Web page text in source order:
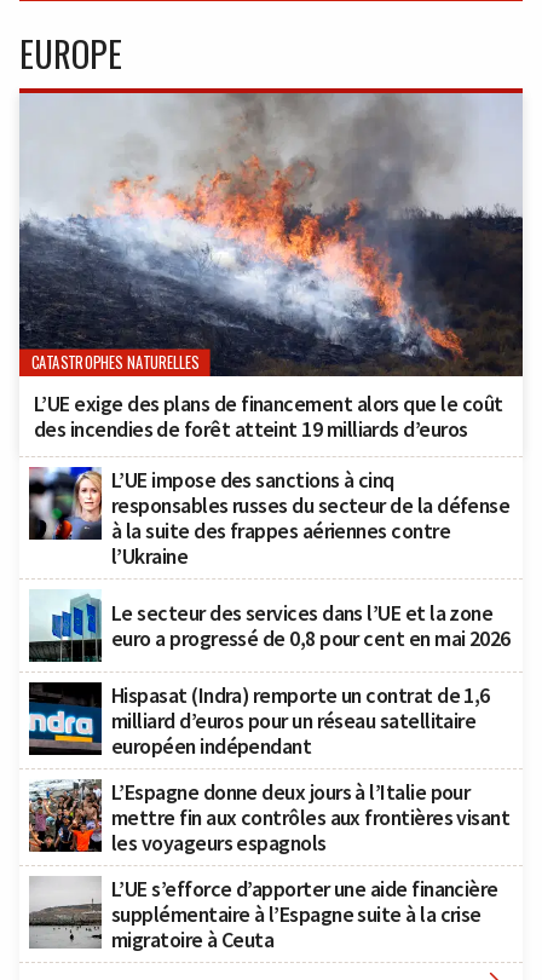
EUROPE
CATASTROPHES NATURELLES
L’UE exige des plans de financement alors que le coût
des incendies de forêt atteint 19 milliards d’euros
L’UE impose des sanctions à cinq
responsables russes du secteur de la défense
à la suite des frappes aériennes contre
l’Ukraine
Le secteur des services dans l’UE et la zone
euro a progressé de 0,8 pour cent en mai 2026
Hispasat (Indra) remporte un contrat de 1,6
milliard d’euros pour un réseau satellitaire
européen indépendant
L’Espagne donne deux jours à l’Italie pour
mettre fin aux contrôles aux frontières visant
les voyageurs espagnols
L’UE s’efforce d’apporter une aide financière
supplémentaire à l’Espagne suite à la crise
migratoire à Ceuta